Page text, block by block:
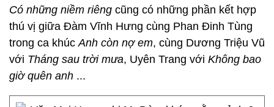
Có những niềm riêng cũng có những phần kết hợp
thú vị giữa Đàm Vĩnh Hưng cùng Phan Đinh Tùng
trong ca khúcAnh còn nợ em, cùng Dương Triệu Vũ
với Tháng sau trời mưa, Uyên Trang với Không bao
giờ quên anh ...